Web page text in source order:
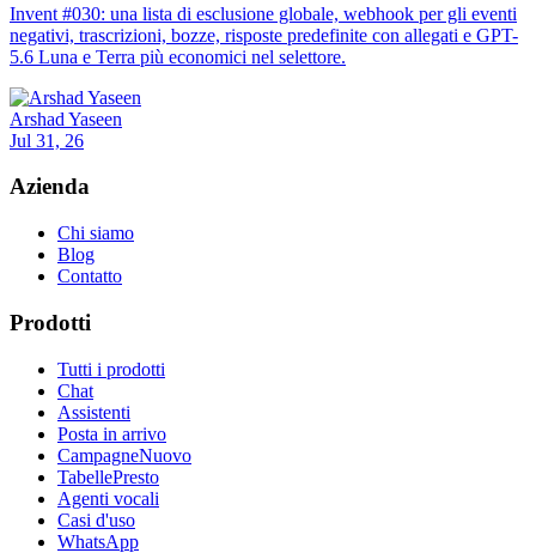
Invent #030: una lista di esclusione globale, webhook per gli eventi
negativi, trascrizioni, bozze, risposte predefinite con allegati e GPT-
5.6 Luna e Terra più economici nel selettore.
Arshad Yaseen
Jul 31, 26
Azienda
Chi siamo
Blog
Contatto
Prodotti
Tutti i prodotti
Chat
Assistenti
Posta in arrivo
CampagneNuovo
TabellePresto
Agenti vocali
Casi d'uso
WhatsApp